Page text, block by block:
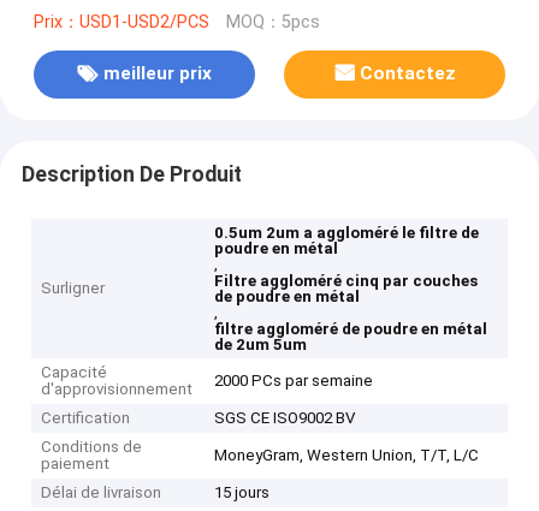
Prix：USD1-USD2/PCS MOQ：5pcs
meilleur prix Contactez
Description De Produit
Surligner
0.5um 2um a aggloméré le filtre de
poudre en métal
,
Filtre aggloméré cinq par couches
de poudre en métal
,
filtre aggloméré de poudre en métal
de 2um 5um
Capacité
d'approvisionnement
2000 PCs par semaine
Certification
SGS CE ISO9002 BV
Conditions de
paiement
MoneyGram, Western Union, T/T, L/C
Délai de livraison 15 jours